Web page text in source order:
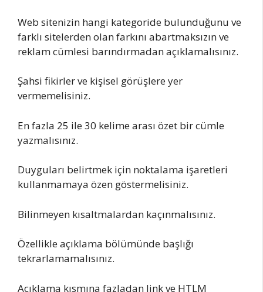
Web sitenizin hangi kategoride bulunduğunu ve
farklı sitelerden olan farkını abartmaksızın ve
reklam cümlesi barındırmadan açıklamalısınız.
Şahsi fikirler ve kişisel görüşlere yer
vermemelisiniz.
En fazla 25 ile 30 kelime arası özet bir cümle
yazmalısınız.
Duyguları belirtmek için noktalama işaretleri
kullanmamaya özen göstermelisiniz.
Bilinmeyen kısaltmalardan kaçınmalısınız.
Özellikle açıklama bölümünde başlığı
tekrarlamamalısınız.
Açıklama kısmına fazladan link ve HTLM